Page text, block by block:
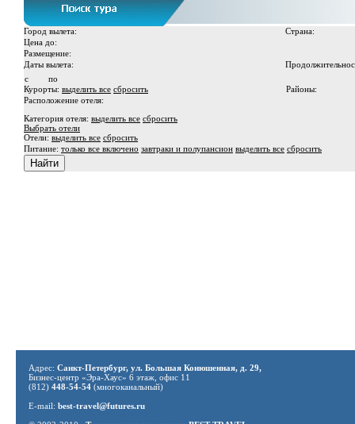
Город вылета:
Страна:
Цена до:
Размещение:
Даты вылета:
c
по
Курорты: выделить все сбросить
Районы:
Расположение отеля:
Категория отеля: выделить все сбросить
Выбрать отели
Отели: выделить все сбросить
Питание: только все включено завтраки и полупансион выделить все сбросить
Адрес: Санкт-Петербург, ул. Большая Конюшенная, д. 29,
Бизнес-центр «Эра-Хаус» 6 этаж, офис 11
(812) 448-54-54 (многоканальный)
E-mail: best-travel@futures.ru